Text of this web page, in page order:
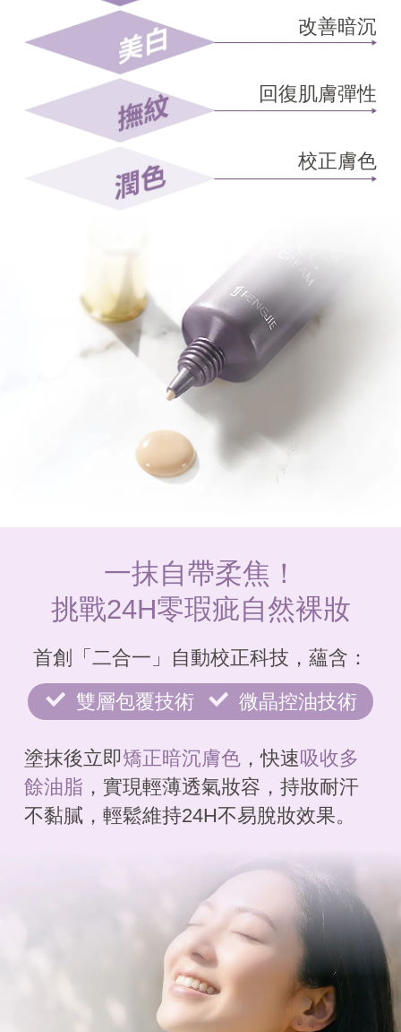
改善暗沉
回復肌膚彈性
校正膚色
一抹自帶柔焦！
挑戰24H零瑕疵自然裸妝
首創「二合一」自動校正科技，蘊含：
雙層包覆技術 微晶控油技術
塗抹後立即矯正暗沉膚色，快速吸收多
餘油脂 ， 實現輕薄透氣妝容，持妝耐汗
不黏膩 ， 輕鬆維持24H不易脫妝效果。